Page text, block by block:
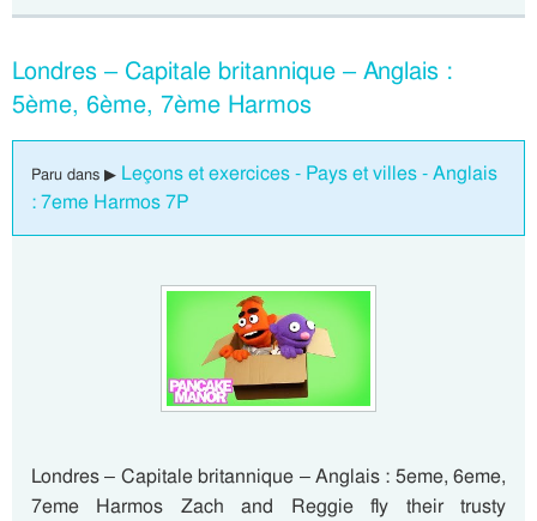
Londres – Capitale britannique – Anglais :
5ème, 6ème, 7ème Harmos
Paru dans ▶ Leçons et exercices - Pays et villes - Anglais
: 7eme Harmos 7P
Londres – Capitale britannique – Anglais : 5eme, 6eme,
7eme Harmos Zach and Reggie fly their trusty